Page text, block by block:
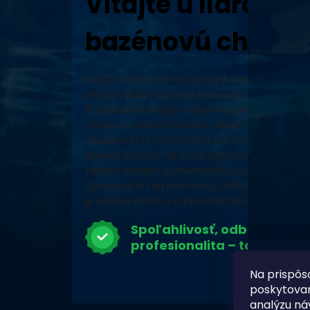
Na
analýzu
bazénovú chémiu!
Naša rodinná firma sa pýši tradíciou,
vôd a vodárenských technológií a
Ponúkame široký výber vysoko
vodu vo vašom bazéne. Naše produkty,
moderných výrobných technológiách,
konkurenciou, no s garantovaným
našich tabliet a chemikálií, ktoré prešli
účinnosti a bezpečnosti. Urobte z vášho
je našou vášňou a špecializáciou.
Spoľahlivosť, odbornosť a
profesionalita – to je